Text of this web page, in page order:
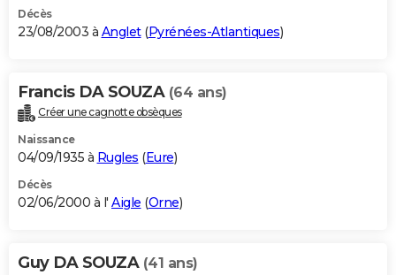
Décès
23/08/2003 à Anglet(Pyrénées-Atlantiques)
Francis DA SOUZA (64 ans)
Créer une cagnotte obsèques
Naissance
04/09/1935 à Rugles (Eure)
Décès
02/06/2000 à l' Aigle (Orne)
Guy DA SOUZA (41 ans)